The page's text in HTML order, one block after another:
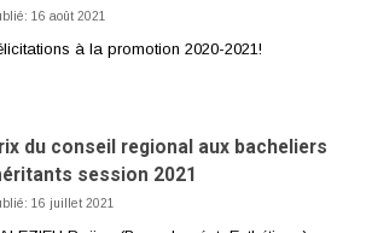
16 août 2021
à la promotion 2020-2021!
du conseil regional aux bacheliers
session 2021
16 juillet 2021